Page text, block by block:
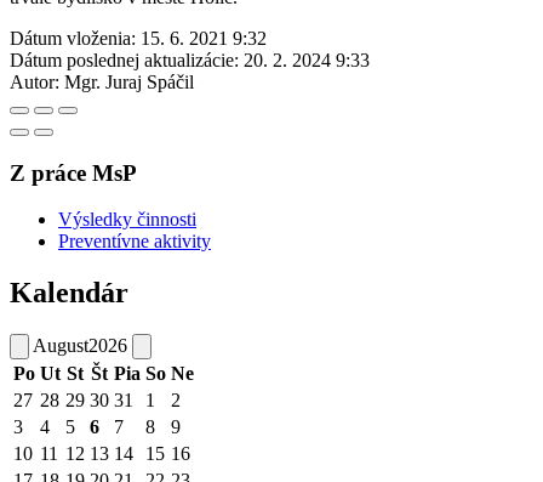
Dátum vloženia: 15. 6. 2021 9:32
Dátum poslednej aktualizácie: 20. 2. 2024 9:33
Autor: Mgr. Juraj Spáčil
Z práce MsP
Výsledky činnosti
Preventívne aktivity
Kalendár
August2026
Po Ut St Št Pia So Ne
27 28 29 30 31 1
2
3
4 5 6 7 8
9
10 11 12 13 14 15 16